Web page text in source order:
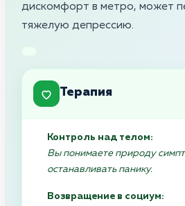
дискомфорт в метро, может
тяжелую депрессию.
Терапия
Контроль над телом:
Вы понимаете природу
останавливать панику.
Возвращение в социум: